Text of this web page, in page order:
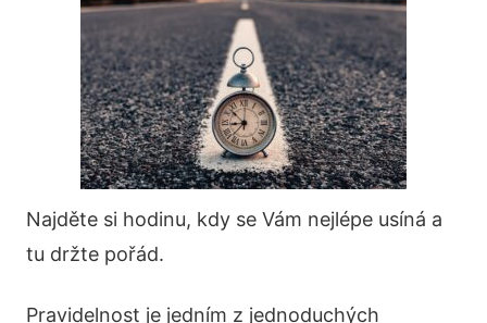
Najděte si hodinu, kdy se Vám nejlépe usíná a
tu držte pořád.
Pravidelnost je jedním z jednoduchých